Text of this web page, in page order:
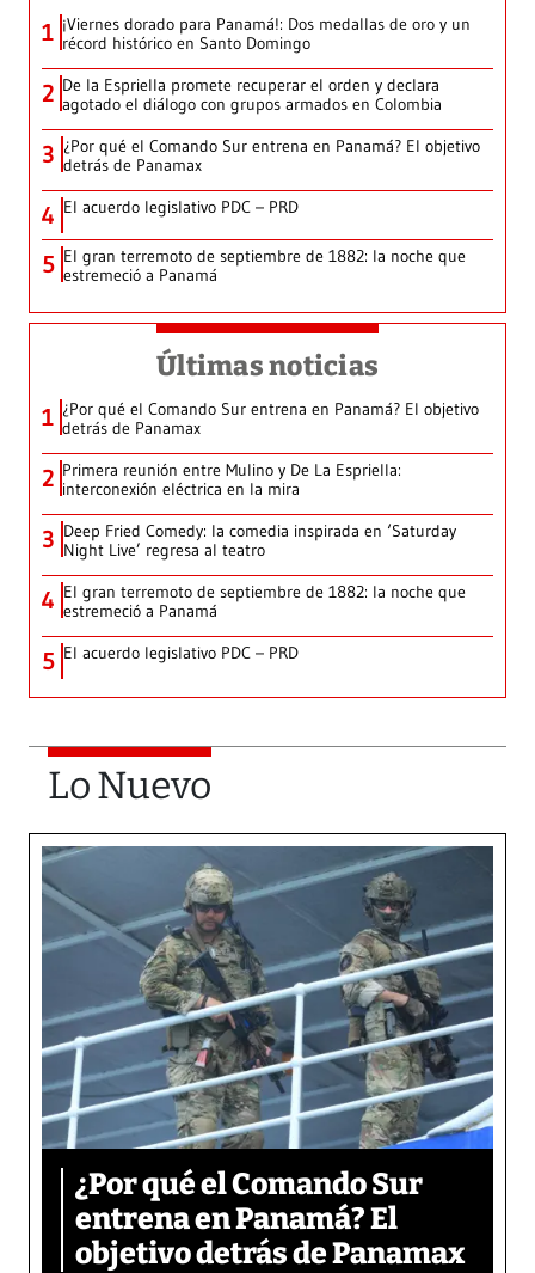
1 ¡Viernes dorado para Panamá!: Dos medallas de oro y un
récord histórico en Santo Domingo
2 De la Espriella promete recuperar el orden y declara
agotado el diálogo con grupos armados en Colombia
3 ¿Por qué el Comando Sur entrena en Panamá? El objetivo
detrás de Panamax
4 El acuerdo legislativo PDC – PRD
5 El gran terremoto de septiembre de 1882: la noche que
estremeció a Panamá
Últimas noticias
1 ¿Por qué el Comando Sur entrena en Panamá? El objetivo
detrás de Panamax
2 Primera reunión entre Mulino y De La Espriella:
interconexión eléctrica en la mira
3 Deep Fried Comedy: la comedia inspirada en ‘Saturday
Night Live’ regresa al teatro
4 El gran terremoto de septiembre de 1882: la noche que
estremeció a Panamá
5 El acuerdo legislativo PDC – PRD
Lo Nuevo
¿Por qué el Comando Sur
entrena en Panamá? El
objetivo detrás de Panamax